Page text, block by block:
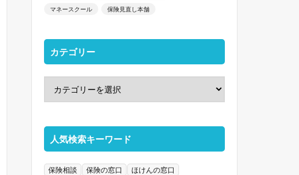
マネースクール 保険見直し本舗
カテゴリー
人気検索キーワード
保険相談 保険の窓口
ほけんの窓口